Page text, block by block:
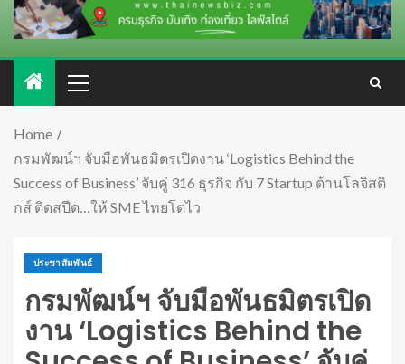
Home
กรมพัฒน์ฯ จับมือพันธมิตรเปิดงาน ‘Logistics Behind the
Success of Business’ จับคู่ 316 ธุรกิจ กับ 7 Startup ด้านโลจิสติ
กส์ ติดสปีด…ให้ SME ไทยโตไว
ประชาสัมพันธ์
กรมพัฒน์ฯ จับมือพันธมิตรเปิด
งาน ‘Logistics Behind the